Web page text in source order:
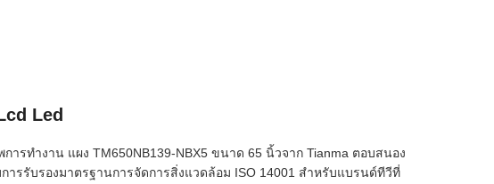
Led
รทำงาน แผง TM650NB139-NBX5 ขนาด 65 นิ้วจาก Tianma ตอบสนอง
รรับรองมาตรฐานการจัดการสิ่งแวดล้อม ISO 14001 สำหรับแบรนด์ทีวีที่